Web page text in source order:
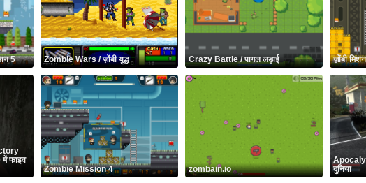
5 Zombie Wars / ज़ोंबी युद्ध Crazy Battle / पागल लड़ाई ज़ोंबी
फाइव
Zombie Mission 4 zombain.io
दुनिया